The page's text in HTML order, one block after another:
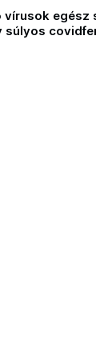
vírusok egész
súlyos